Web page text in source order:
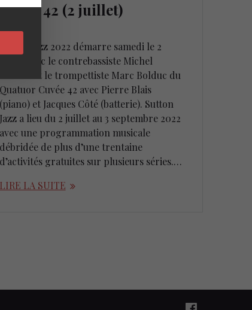
42 (2 juillet)
Sutton Jazz 2022 démarre samedi le 2
juillet avec le contrebassiste Michel
Donato et le trompettiste Marc Bolduc du
Quatuor Cuvée 42 avec Pierre Blais
(piano) et Jacques Côté (batterie). Sutton
Jazz a lieu du 2 juillet au 3 septembre 2022
avec une programmation musicale
débridée de plus d’une trentaine
d’activités gratuites sur plusieurs séries.…
LIRE LA SUITE